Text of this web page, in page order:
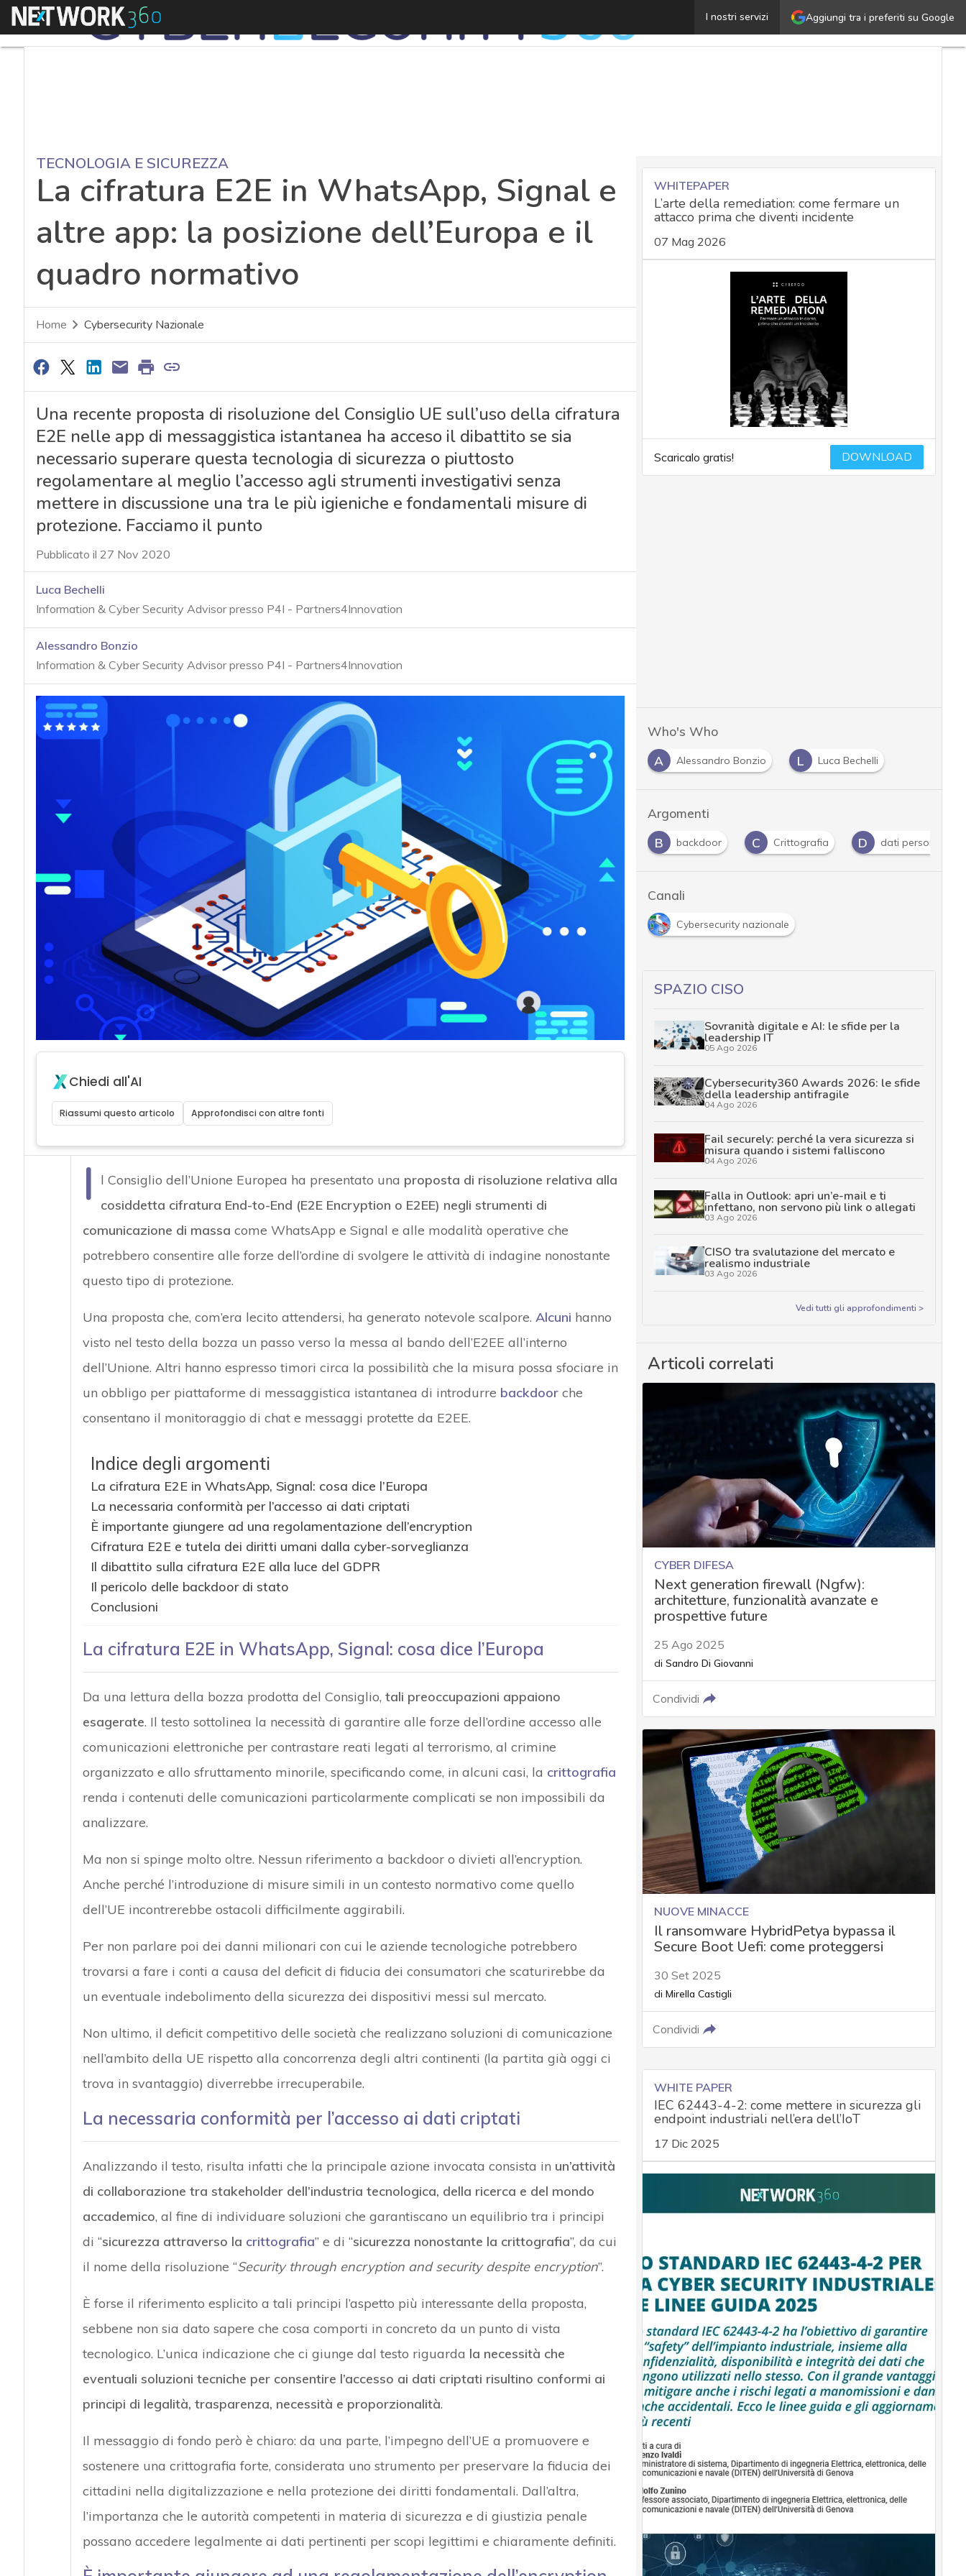
Aggiungi tra i preferiti su Google
I nostri servizi
Menu La cifratura E2E in WhatsApp, Signal e altre app: la
TECNOLOGIA E SICUREZZA
La cifratura E2E in WhatsApp, Signal e
altre app: la posizione dell’Europa e il
quadro normativo
Home Cybersecurity Nazionale
Una recente proposta di risoluzione del Consiglio UE sull’uso della cifratura
E2E nelle app di messaggistica istantanea ha acceso il dibattito se sia
necessario superare questa tecnologia di sicurezza o piuttosto
regolamentare al meglio l’accesso agli strumenti investigativi senza
mettere in discussione una tra le più igieniche e fondamentali misure di
protezione. Facciamo il punto
Pubblicato il 27 Nov 2020
Luca Bechelli
Information & Cyber Security Advisor presso P4I - Partners4Innovation
Alessandro Bonzio
Information & Cyber Security Advisor presso P4I - Partners4Innovation
Chiedi all'AI
Riassumi questo articolo Approfondisci con altre fonti
I l Consiglio dell’Unione Europea ha presentato una proposta di risoluzione relativa alla
cosiddetta cifratura End-to-End (E2E Encryption o E2EE) negli strumenti di
comunicazione di massa come WhatsApp e Signal e alle modalità operative che
potrebbero consentire alle forze dell’ordine di svolgere le attività di indagine nonostante
questo tipo di protezione.
Una proposta che, com’era lecito attendersi, ha generato notevole scalpore. Alcuni hanno
visto nel testo della bozza un passo verso la messa al bando dell’E2EE all’interno
dell’Unione. Altri hanno espresso timori circa la possibilità che la misura possa sfociare in
un obbligo per piattaforme di messaggistica istantanea di introdurre backdoorche
consentano il monitoraggio di chat e messaggi protette da E2EE.
Indice degli argomenti
La cifratura E2E in WhatsApp, Signal: cosa dice l’Europa
La necessaria conformità per l’accesso ai dati criptati
È importante giungere ad una regolamentazione dell’encryption
Cifratura E2E e tutela dei diritti umani dalla cyber-sorveglianza
Il dibattito sulla cifratura E2E alla luce del GDPR
Il pericolo delle backdoor di stato
Conclusioni
La cifratura E2E in WhatsApp, Signal: cosa dice l’Europa
Da una lettura della bozza prodotta del Consiglio, tali preoccupazioni appaiono
esagerate. Il testo sottolinea la necessità di garantire alle forze dell’ordine accesso alle
comunicazioni elettroniche per contrastare reati legati al terrorismo, al crimine
organizzato e allo sfruttamento minorile, specificando come, in alcuni casi, la crittografia
renda i contenuti delle comunicazioni particolarmente complicati se non impossibili da
analizzare.
Ma non si spinge molto oltre. Nessun riferimento a backdoor o divieti all’encryption.
Anche perché l’introduzione di misure simili in un contesto normativo come quello
dell’UE incontrerebbe ostacoli difficilmente aggirabili.
Per non parlare poi dei danni milionari con cui le aziende tecnologiche potrebbero
trovarsi a fare i conti a causa del deficit di fiducia dei consumatori che scaturirebbe da
un eventuale indebolimento della sicurezza dei dispositivi messi sul mercato.
Non ultimo, il deficit competitivo delle società che realizzano soluzioni di comunicazione
nell’ambito della UE rispetto alla concorrenza degli altri continenti (la partita già oggi ci
trova in svantaggio) diverrebbe irrecuperabile.
La necessaria conformità per l’accesso ai dati criptati
Analizzando il testo, risulta infatti che la principale azione invocata consista in un’attività
di collaborazione tra stakeholder dell’industria tecnologica, della ricerca e del mondo
accademico, al fine di individuare soluzioni che garantiscano un equilibrio tra i principi
di “sicurezza attraverso la crittografia” e di “sicurezza nonostante la crittografia”, da cui
il nome della risoluzione “Security through encryption and security despite encryption”.
È forse il riferimento esplicito a tali principi l’aspetto più interessante della proposta,
sebbene non sia dato sapere che cosa comporti in concreto da un punto di vista
tecnologico. L’unica indicazione che ci giunge dal testo riguarda la necessità che
eventuali soluzioni tecniche per consentire l’accesso ai dati criptati risultino conformi ai
principi di legalità, trasparenza, necessità e proporzionalità.
Il messaggio di fondo però è chiaro: da una parte, l’impegno dell’UE a promuovere e
sostenere una crittografia forte, considerata uno strumento per preservare la fiducia dei
cittadini nella digitalizzazione e nella protezione dei diritti fondamentali. Dall’altra,
l’importanza che le autorità competenti in materia di sicurezza e di giustizia penale
possano accedere legalmente ai dati pertinenti per scopi legittimi e chiaramente definiti.
WHITEPAPER
L’arte della remediation: come fermare un
attacco prima che diventi incidente
07 Mag 2026
Scaricalo gratis! DOWNLOAD
Who's Who
A
Alessandro Bonzio L Luca Bechelli
Argomenti
A
Applicazioni backdoor C Crittografia D dati personali G Gdpr
Canali
Cybersecurity nazionale
SPAZIO CISO
Sovranità digitale e AI: le sfide per la
leadership IT
05 Ago 2026
Cybersecurity360 Awards 2026: le sfide
della leadership antifragile
04 Ago 2026
Fail securely: perché la vera sicurezza si
misura quando i sistemi falliscono
04 Ago 2026
Falla in Outlook: apri un’e-mail e ti
infettano, non servono più link o allegati
03 Ago 2026
CISO tra svalutazione del mercato e
realismo industriale
03 Ago 2026
Vedi tutti gli approfondimenti >
Articoli correlati
CYBER DIFESA
Next generation firewall (Ngfw):
architetture, funzionalità avanzate e
prospettive future
25 Ago 2025
di Sandro Di Giovanni
Condividi
NUOVE MINACCE
Il ransomware HybridPetya bypassa il
Secure Boot Uefi: come proteggersi
30 Set 2025
di Mirella Castigli
Condividi
WHITE PAPER
IEC 62443-4-2: come mettere in sicurezza gli
endpoint industriali nell’era dell’IoT
17 Dic 2025